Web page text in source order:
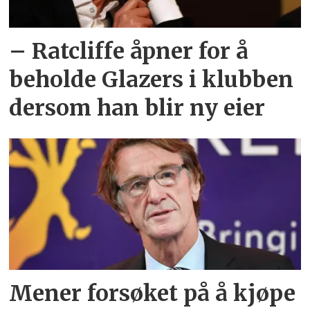
– Ratcliffe åpner for å
beholde Glazers i klubben
dersom han blir ny eier
Mener forsøket på å kjøpe